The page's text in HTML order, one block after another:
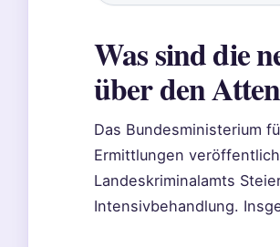
Was sind die
über den
Das Bundesministerium
Ermittlungen
Landeskriminalamts
Intensivbehandlung.